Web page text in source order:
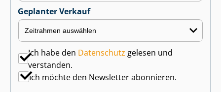
Geplanter Verkauf
Ich habe den Datenschutz gelesen und
verstanden.
Ich möchte den Newsletter abonnieren.